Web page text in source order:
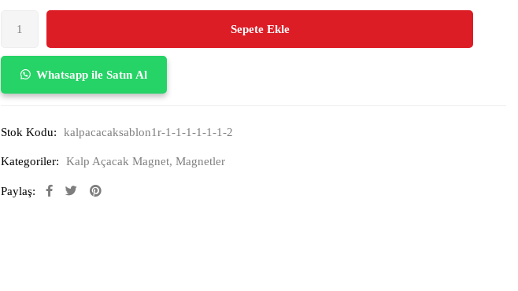
Sepete Ekle
Whatsapp ile Satın Al
Stok Kodu: kalpacacaksablon1r-1-1-1-1-1-1-2
Kategoriler: Kalp Açacak Magnet, Magnetler
Paylaş: